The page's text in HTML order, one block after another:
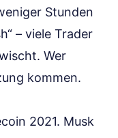
Stunden
– viele Trader
Wer
kommen.
2021. Musk